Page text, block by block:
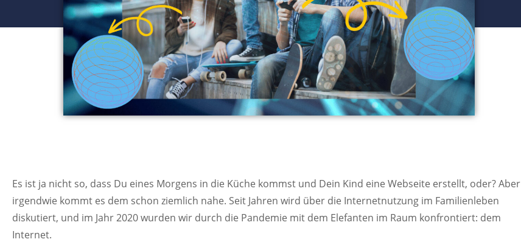
Es ist ja nicht so, dass Du eines Morgens in die Küche kommst und Dein Kind eine Webseite erstellt, oder? Aber
irgendwie kommt es dem schon ziemlich nahe. Seit Jahren wird über die Internetnutzung im Familienleben
diskutiert, und im Jahr 2020 wurden wir durch die Pandemie mit dem Elefanten im Raum konfrontiert: dem
Internet.